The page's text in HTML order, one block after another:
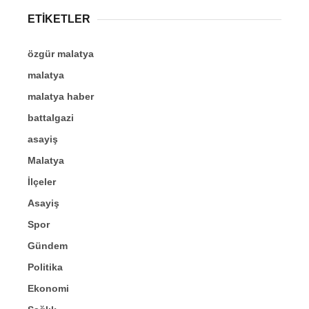
ETİKETLER
özgür malatya
malatya
malatya haber
battalgazi
asayiş
Malatya
İlçeler
Asayiş
Spor
Gündem
Politika
Ekonomi